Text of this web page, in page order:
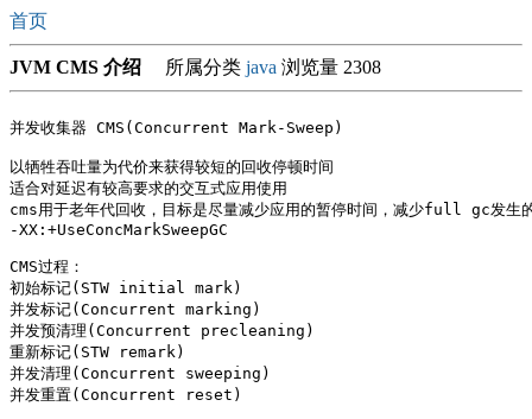
首页
JVM CMS 介绍 所属分类 java 浏览量 2308
并发收集器 CMS(Concurrent Mark-Sweep)
以牺牲吞吐量为代价来获得较短的回收停顿时间
适合对延迟有较高要求的交互式应用使用
cms用于老年代回收，目标是尽量减少应用的暂停时间，减少full gc发生
-XX:+UseConcMarkSweepGC
CMS过程：
初始标记(STW initial mark)
并发标记(Concurrent marking)
并发预清理(Concurrent precleaning)
重新标记(STW remark)
并发清理(Concurrent sweeping)
并发重置(Concurrent reset)